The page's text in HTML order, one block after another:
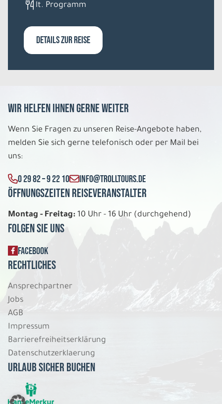
lt. Programm
DETAILS ZUR REISE
Wir helfen Ihnen gerne weiter
Wenn Sie Fragen zu unseren Reise-Angebote haben,
melden Sie sich gerne telefonisch oder per Mail bei
uns:
0 29 82 – 9 22 10 INFO@TROLLTOURS.DE
Öffnungszeiten Reiseveranstalter
Montag - Freitag: 10 Uhr - 16 Uhr (durchgehend)
Folgen Sie uns
FACEBOOK
Rechtliches
Ansprechpartner
Jobs
AGB
Impressum
Barrierefreiheitserklärung
Datenschutzerklaerung
Urlaub sicher buchen